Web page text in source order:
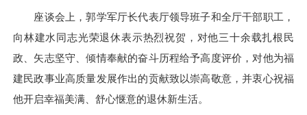
座谈会上，郭学军厅长代表厅领导班子和全厅干部职工，
向林建水同志光荣退休表示热烈祝贺，对他三十余载扎根民
政、矢志坚守、倾情奉献的奋斗历程给予高度评价，对他为福
建民政事业高质量发展作出的贡献致以崇高敬意，并衷心祝福
他开启幸福美满、舒心惬意的退休新生活。